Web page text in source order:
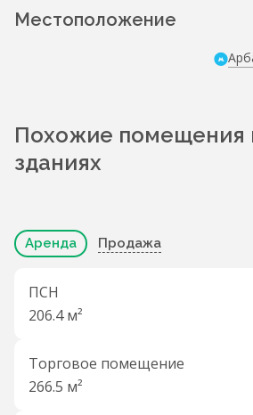
Местоположение
Похожие помещения
зданиях
Аренда Продажа
ПСН
206.4 м²
Торговое помещение
266.5 м²